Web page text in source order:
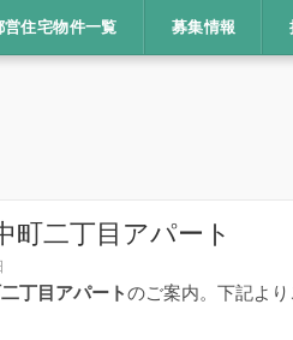
営住宅物件一覧 募集情報
町二丁目アパート
丁目アパートのご案内。下記より